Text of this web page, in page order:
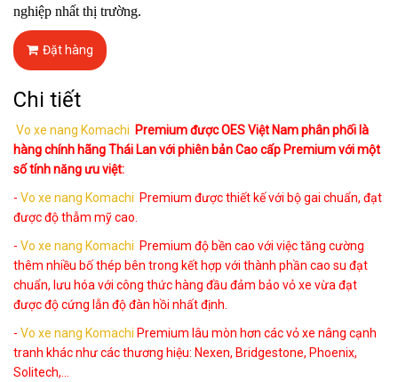
nghiệp nhất thị trường.
Đặt hàng
Chi tiết
Vo xe nang Komachi Premium được OES Việt Nam phân phối là
hàng chính hãng Thái Lan với phiên bản Cao cấp Premium với một
số tính năng ưu việt:
- Vo xe nang Komachi Premium được thiết kế với bộ gai chuẩn, đạt
được độ thẫm mỹ cao.
- Vo xe nang Komachi Premium độ bền cao với việc tăng cường
thêm nhiều bố thép bên trong kết hợp với thành phần cao su đạt
chuẩn, lưu hóa với công thức hàng đầu đảm bảo vỏ xe vừa đạt
được độ cứng lẫn độ đàn hồi nhất định.
- Vo xe nang Komachi Premium lâu mòn hơn các vỏ xe nâng cạnh
tranh khác như các thương hiệu: Nexen, Bridgestone, Phoenix,
Solitech,...